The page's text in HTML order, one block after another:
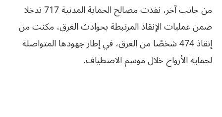
من جانب آخر، نفذت مصالح الحماية المدنية 717 تدخلا
ضمن عمليات الإنقاذ المرتبطة بحوادث الغرق، مكنت من
إنقاذ 474 شخصًا من الغرق، في إطار جهودها المتواصلة
لحماية الأرواح خلال موسم الاصطياف.